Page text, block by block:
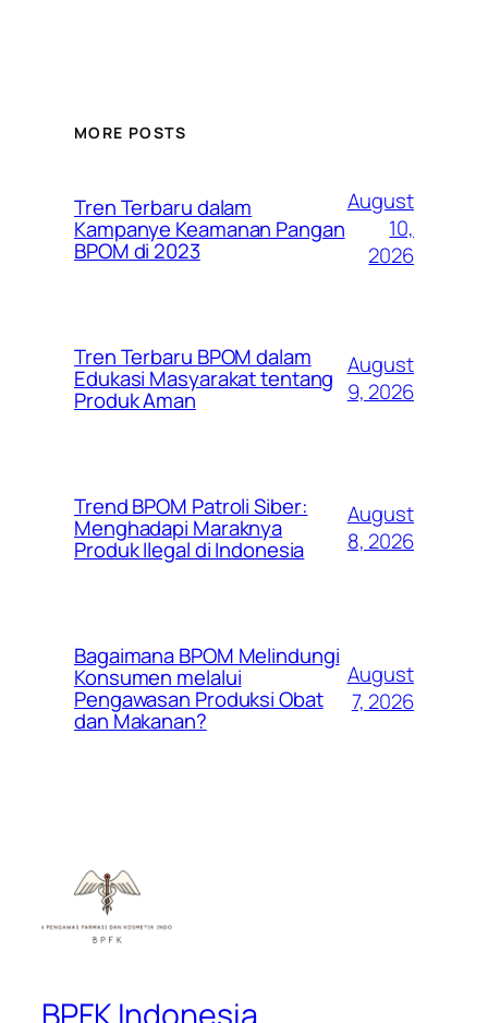
MORE POSTS
Tren Terbaru dalam
Kampanye Keamanan Pangan
BPOM di 2023
August
10,
2026
Tren Terbaru BPOM dalam
Edukasi Masyarakat tentang
Produk Aman
August
9, 2026
Trend BPOM Patroli Siber:
Menghadapi Maraknya
Produk Ilegal di Indonesia
August
8, 2026
Bagaimana BPOM Melindungi
Konsumen melalui
Pengawasan Produksi Obat
dan Makanan?
August
7, 2026